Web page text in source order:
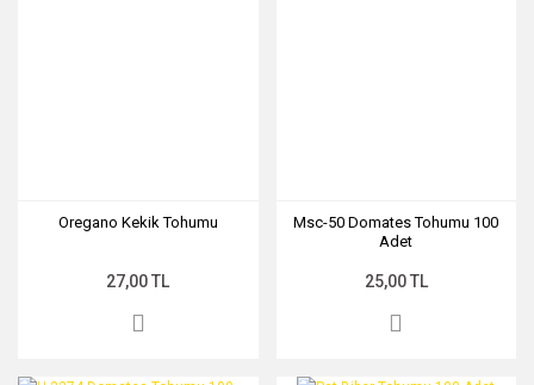
Oregano Kekik Tohumu
27,00 TL
Msc-50 Domates Tohumu 100
Adet
25,00 TL